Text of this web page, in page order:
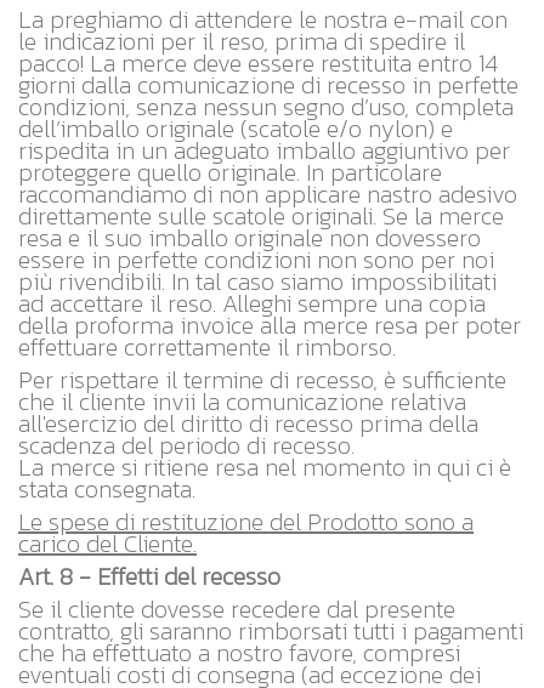
La preghiamo di attendere le nostra e-mail con
le indicazioni per il reso, prima di spedire il
pacco! La merce deve essere restituita entro 14
giorni dalla comunicazione di recesso in perfette
condizioni, senza nessun segno d’uso, completa
dell’imballo originale (scatole e/o nylon) e
rispedita in un adeguato imballo aggiuntivo per
proteggere quello originale. In particolare
raccomandiamo di non applicare nastro adesivo
direttamente sulle scatole originali. Se la merce
resa e il suo imballo originale non dovessero
essere in perfette condizioni non sono per noi
più rivendibili. In tal caso siamo impossibilitati
ad accettare il reso. Alleghi sempre una copia
della proforma invoice alla merce resa per poter
effettuare correttamente il rimborso.
Per rispettare il termine di recesso, è sufficiente
che il cliente invii la comunicazione relativa
all'esercizio del diritto di recesso prima della
scadenza del periodo di recesso.
La merce si ritiene resa nel momento in qui ci è
stata consegnata.
Le spese di restituzione del Prodotto sono a
carico del Cliente.
Art. 8 - Effetti del recesso
Se il cliente dovesse recedere dal presente
contratto, gli saranno rimborsati tutti i pagamenti
che ha effettuato a nostro favore, compresi
eventuali costi di consegna (ad eccezione dei